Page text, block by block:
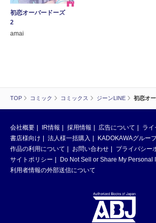
TOP コミック コミックス ジーンLINE 初恋オ
初恋オーバードーズ
2
amai
会社概要 IR情報 採用情報 広告について
ライ
書店様向け
法人様一括購入
KADOKAWAグルー
作品の利用について
お問い合わせ
プライバシー
サイトポリシー
Do Not Sell or Share My Personal
利用者情報の外部送信について